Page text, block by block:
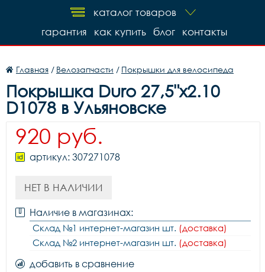
каталог товаров
контакты
блог
как купить
гарантия
Главная / Велозапчасти / Покрышки для велосипеда
Покрышка Duro 27,5"x2.10
D1078 в Ульяновске
920 руб.
артикул: 307271078
НЕТ В НАЛИЧИИ
Наличие в магазинах:
Склад №1 интернет-магазин шт. (доставка)
Склад №2 интернет-магазин шт. (доставка)
добавить в сравнение